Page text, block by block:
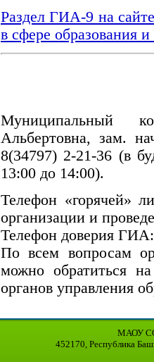
Раздел ГИА-9 на
в сфере образования
Муниципальный
Альбертовна, зам.
8(34797) 2-21-36 (в
13:00 до 14:00).
Телефон «горячей»
организации и
Телефон доверия
По всем вопросам
можно обратиться
органов управления
МАОУ
452170, Республика